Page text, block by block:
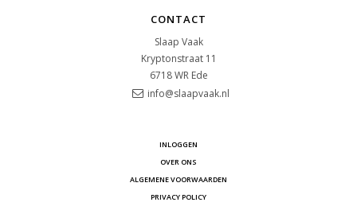
CONTACT
Slaap Vaak
Kryptonstraat 11
6718 WR Ede
info@slaapvaak.nl
INLOGGEN
OVER ONS
ALGEMENE VOORWAARDEN
PRIVACY POLICY